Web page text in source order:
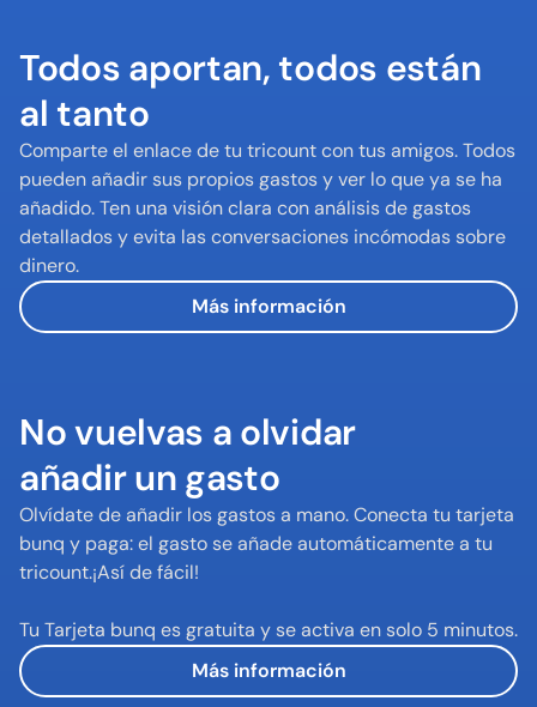
Todos aportan, todos están
al tanto
Comparte el enlace de tu tricount con tus amigos. Todos
pueden añadir sus propios gastos y ver lo que ya se ha
añadido. Ten una visión clara con análisis de gastos
detallados y evita las conversaciones incómodas sobre
dinero.
Más información
No vuelvas a olvidar
añadir un gasto
Olvídate de añadir los gastos a mano. Conecta tu tarjeta
bunq y paga: el gasto se añade automáticamente a tu
tricount.¡Así de fácil!
Tu Tarjeta bunq es gratuita y se activa en solo 5 minutos.
Más información